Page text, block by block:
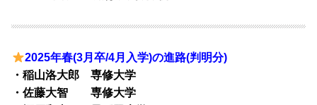
2025年春(3月卒/4月入学)の進路(判明分)
・稲山洛大郎 専修大学
・佐藤大智 専修大学